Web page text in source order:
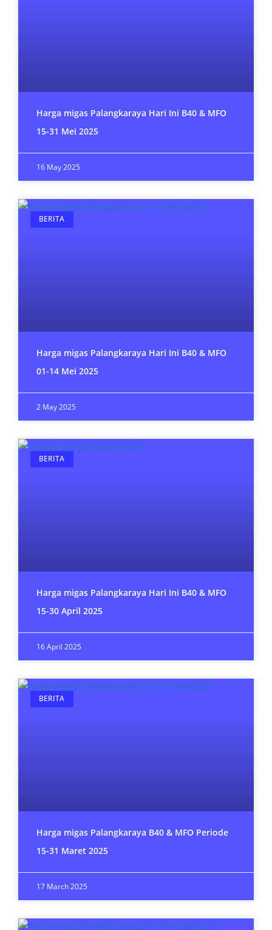
Harga migas Palangkaraya Hari Ini B40 & MFO
15-31 Mei 2025
16 May 2025
BERITA
Harga migas Palangkaraya Hari Ini B40 & MFO
01-14 Mei 2025
2 May 2025
BERITA
Harga migas Palangkaraya Hari Ini B40 & MFO
15-30 April 2025
16 April 2025
BERITA
Harga migas Palangkaraya B40 & MFO Periode
15-31 Maret 2025
17 March 2025